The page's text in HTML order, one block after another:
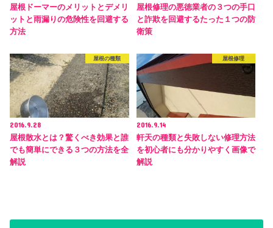
屋根ドーマーのメリットとデメリ
ットと雨漏りの危険性を回避する
方法
屋根修理の悪徳業者の３つの手口
と詐欺を回避するたった１つの防
衛策
屋根の種類
2016.9.28
屋根散水とは？驚くべき効果と誰
でも簡単にできる３つの方法を全
解説
屋根修理
2016.9.14
軒天の種類と失敗しない修理方法
を初心者にも分かりやすく画像で
解説